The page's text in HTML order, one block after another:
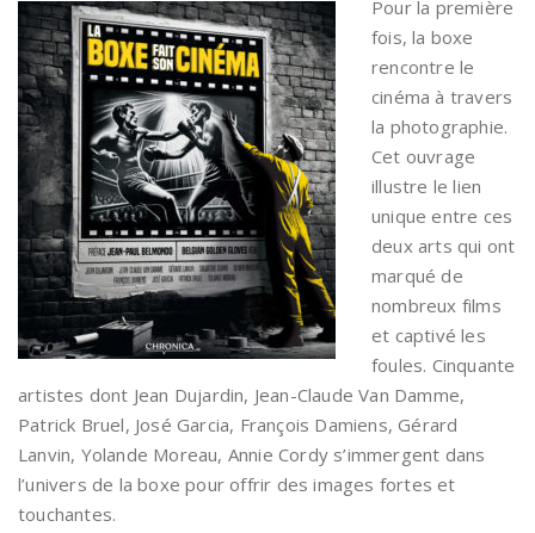
Pour la première
fois, la boxe
rencontre le
cinéma à travers
la photographie.
Cet ouvrage
illustre le lien
unique entre ces
deux arts qui ont
marqué de
nombreux films
et captivé les
foules. Cinquante
artistes dont Jean Dujardin, Jean-Claude Van Damme,
Patrick Bruel, José Garcia, François Damiens, Gérard
Lanvin, Yolande Moreau, Annie Cordy s’immergent dans
l’univers de la boxe pour offrir des images fortes et
touchantes.